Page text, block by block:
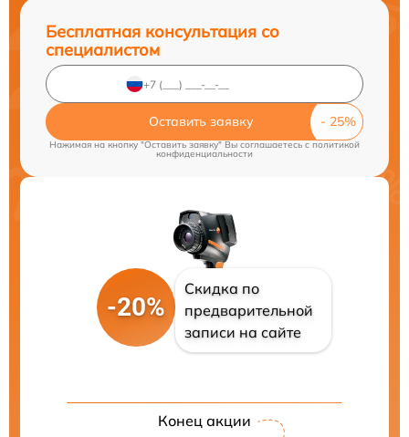
Бесплатная консультация со
специалистом
Оставить заявку
Нажимая на кнопку "Оставить заявку" Вы соглашаетесь cполитикой
конфиденциальности
-20%
Скидка по
предварительной
записи на сайте
Конец акции